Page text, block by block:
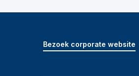
Bezoek corporate website